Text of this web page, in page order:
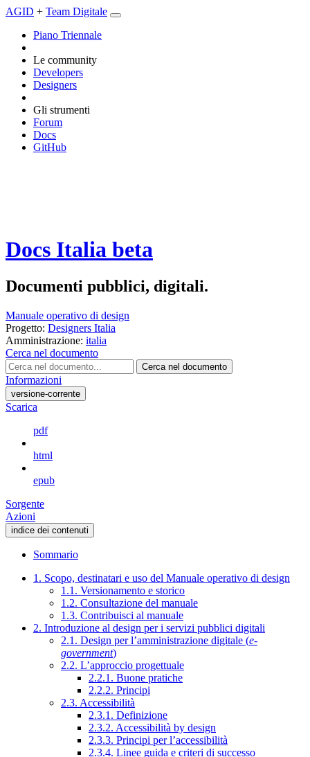
AGID + Team Digitale
Piano Triennale
Le community
Developers
Designers
Gli strumenti
Forum
Docs
GitHub
Docs Italia beta
Documenti pubblici, digitali.
Manuale operativo di design
Progetto: Designers Italia
Amministrazione: italia
Cerca nel documento
Cerca nel documento
Informazioni
versione-corrente
Scarica
pdf
html
epub
Sorgente
Azioni
indice dei contenuti
Sommario
1. Scopo, destinatari e uso del Manuale operativo di design
1.1. Versionamento e storico
1.2. Consultazione del manuale
1.3. Contribuisci al manuale
2. Introduzione al design per i servizi pubblici digitali
2.1. Design per l’amministrazione digitale (e-
government)
2.2. L’approccio progettuale
2.2.1. Buone pratiche
2.2.2. Principi
2.3. Accessibilità
2.3.1. Definizione
2.3.2. Accessibilità by design
2.3.3. Principi per l’accessibilità
2.3.4. Linee guida e criteri di successo